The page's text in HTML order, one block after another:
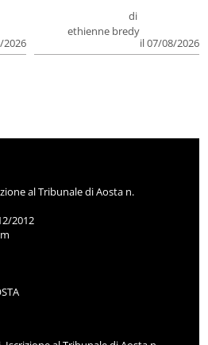
2026
di
ethienne bredy
il 07/08/2026
al Tribunale di Aosta n.
2012